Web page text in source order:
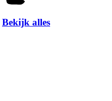
Bekijk alles